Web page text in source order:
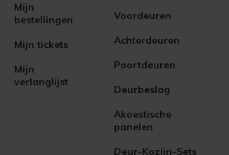
Mijn
bestellingen
Mijn tickets
Mijn
verlanglijst
Voordeuren
Achterdeuren
Poortdeuren
Deurbeslag
Akoestische
panelen
Deur-Kozijn-Sets